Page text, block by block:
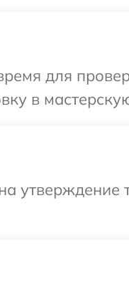
для
в
утверждение